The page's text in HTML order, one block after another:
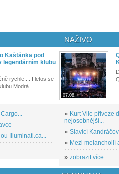
Kaštánka pod
legendárním klubu
rychle.... I letos se
Modrá...
Illuminati.ca...
NAŽIVO
07.08.
» Kurt Vile přiveze
nejosobnější...
» Slavící
» Mezi melancholií
» zobrazit více...